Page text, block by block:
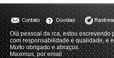
Olá pessoal da rca, estou
com responsabilidade e qualidade, e
Muito obrigado e abraços.
Maximus, por email